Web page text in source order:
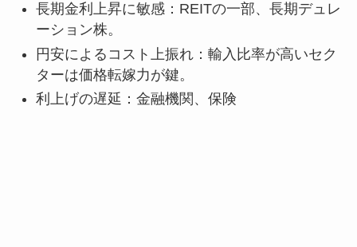
長期金利上昇に敏感：REITの一部、長期デュレ
ーション株。
円安によるコスト上振れ：輸入比率が高いセク
ターは価格転嫁力が鍵。
利上げの遅延：金融機関、保険